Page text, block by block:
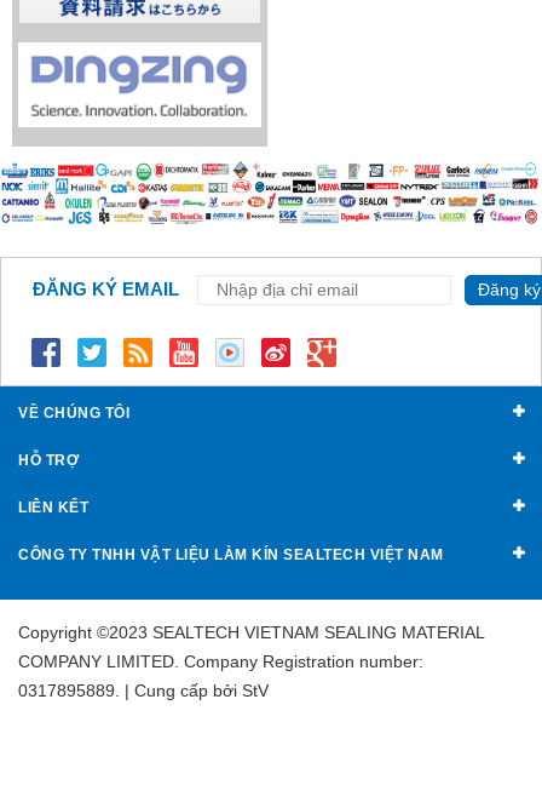
ĐĂNG KÝ EMAIL Đăng ký
VỀ CHÚNG TÔI
HỖ TRỢ
LIÊN KẾT
CÔNG TY TNHH VẬT LIỆU LÀM KÍN SEALTECH VIỆT NAM
Copyright ©2023 SEALTECH VIETNAM SEALING MATERIAL
COMPANY LIMITED. Company Registration number:
0317895889. | Cung cấp bởi StV